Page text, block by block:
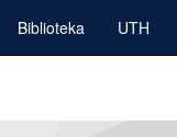
Biblioteka UTH